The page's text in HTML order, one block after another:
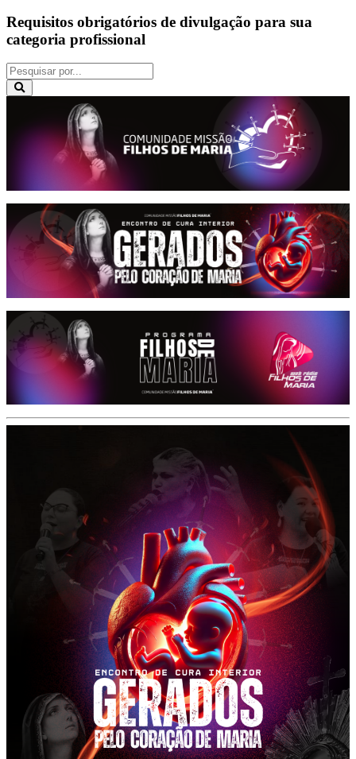
Requisitos obrigatórios de divulgação para sua
categoria profissional